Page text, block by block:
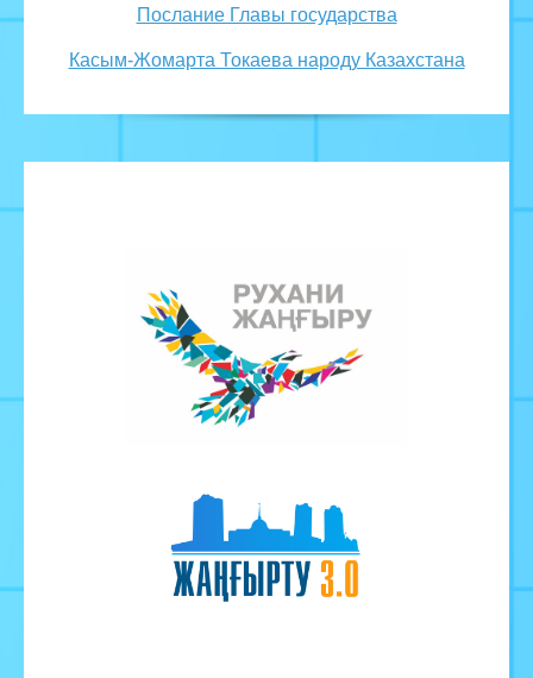
Послание Главы государства
Касым-Жомарта Токаева народу Казахстана